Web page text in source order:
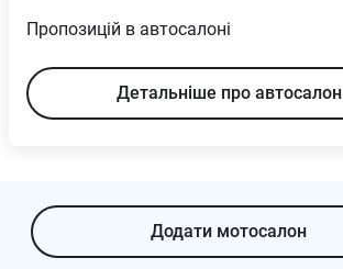
Пропозицій в автосалоні
Детальніше про автосалон
Додати мотосалон